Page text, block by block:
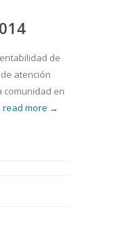
de
atención
comunidad en
read more →